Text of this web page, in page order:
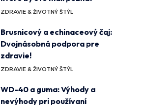
ZDRAVIE & ŽIVOTNÝ ŠTÝL
Brusnicový a echinaceový čaj:
Dvojnásobná podpora pre
zdravie!
ZDRAVIE & ŽIVOTNÝ ŠTÝL
WD-40 a guma: Výhody a
nevýhody pri používaní